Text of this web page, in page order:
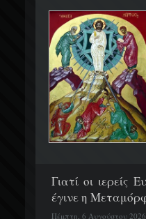
Γιατί οι ιερείς
έγινε η
Πέμπτη, 6 Αυγούστου 2026